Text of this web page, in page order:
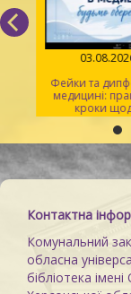
Фейки та
медицині:
кроки
Контактна
Комунальний
обласна
бібліотека